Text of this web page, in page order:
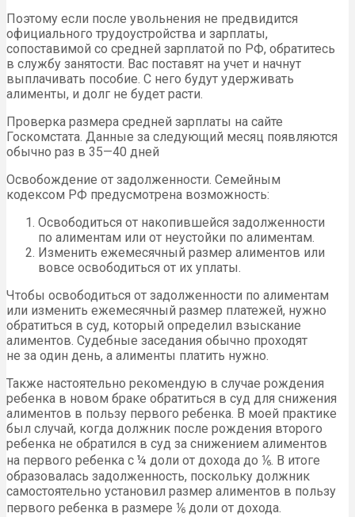
Поэтому если после увольнения не предвидится
официального трудоустройства и зарплаты,
сопоставимой со средней зарплатой по РФ, обратитесь
в службу занятости. Вас поставят на учет и начнут
выплачивать пособие. С него будут удерживать
алименты, и долг не будет расти.
Проверка размера средней зарплаты на сайте
Госкомстата. Данные за следующий месяц появляются
обычно раз в 35—40 дней
Освобождение от задолженности. Семейным
кодексом РФ предусмотрена возможность:
Освободиться от накопившейся задолженности
по алиментам или от неустойки по алиментам.
Изменить ежемесячный размер алиментов или
вовсе освободиться от их уплаты.
Чтобы освободиться от задолженности по алиментам
или изменить ежемесячный размер платежей, нужно
обратиться в суд, который определил взыскание
алиментов. Судебные заседания обычно проходят
не за один день, а алименты платить нужно.
Также настоятельно рекомендую в случае рождения
ребенка в новом браке обратиться в суд для снижения
алиментов в пользу первого ребенка. В моей практике
был случай, когда должник после рождения второго
ребенка не обратился в суд за снижением алиментов
на первого ребенка с ¼ доли от дохода до ⅙. В итоге
образовалась задолженность, поскольку должник
самостоятельно установил размер алиментов в пользу
первого ребенка в размере ⅙ доли от дохода.